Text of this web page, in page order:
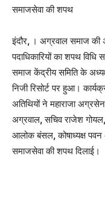
समाजसेवा की शपथ
इंदौर, । अग्रवाल समाज की
पदाधिकारियों का शपथ
समाज केंद्रीय समिति के
निजी रिसोर्ट पर हुआ।
अतिथियों ने महाराजा
अग्रवाल,सचिव राजेश गोयल
आलोक बंसल,कोषाध्यक्ष
समाजसेवा की शपथ दिलाई।